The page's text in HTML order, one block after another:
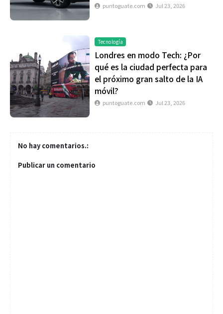
puntoguate.com Jul 23, 2026
Tecnología
Londres en modo Tech: ¿Por
qué es la ciudad perfecta para
el próximo gran salto de la IA
móvil?
puntoguate.com Jul 23, 2026
No hay comentarios.:
Publicar un comentario